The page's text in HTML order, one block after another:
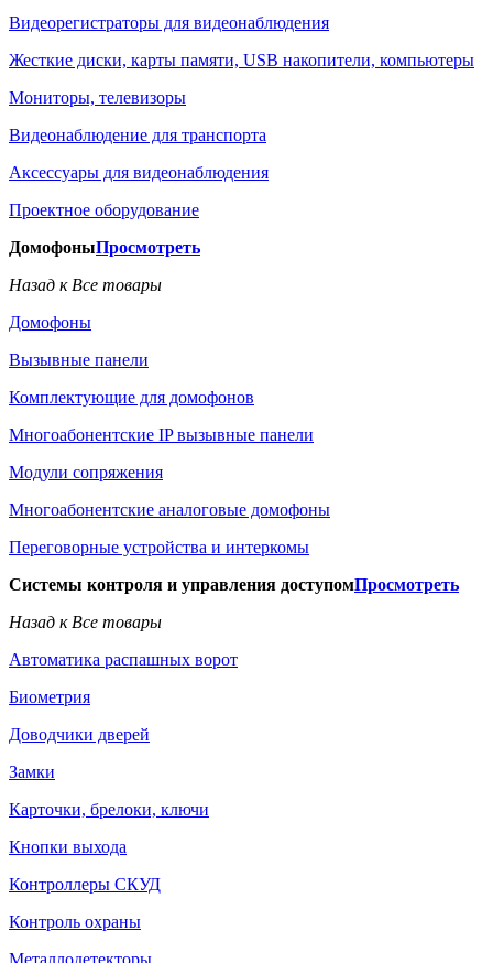
Видеорегистраторы для видеонаблюдения
Жесткие диски, карты памяти, USB накопители, компьютеры
Мониторы, телевизоры
Видеонаблюдение для транспорта
Аксессуары для видеонаблюдения
Проектное оборудование
ДомофоныПросмотреть
Назад к Все товары
Домофоны
Вызывные панели
Комплектующие для домофонов
Многоабонентские IP вызывные панели
Модули сопряжения
Многоабонентские аналоговые домофоны
Переговорные устройства и интеркомы
Системы контроля и управления доступомПросмотреть
Назад к Все товары
Автоматика распашных ворот
Биометрия
Доводчики дверей
Замки
Карточки, брелоки, ключи
Кнопки выхода
Контроллеры СКУД
Контроль охраны
Металлодетекторы